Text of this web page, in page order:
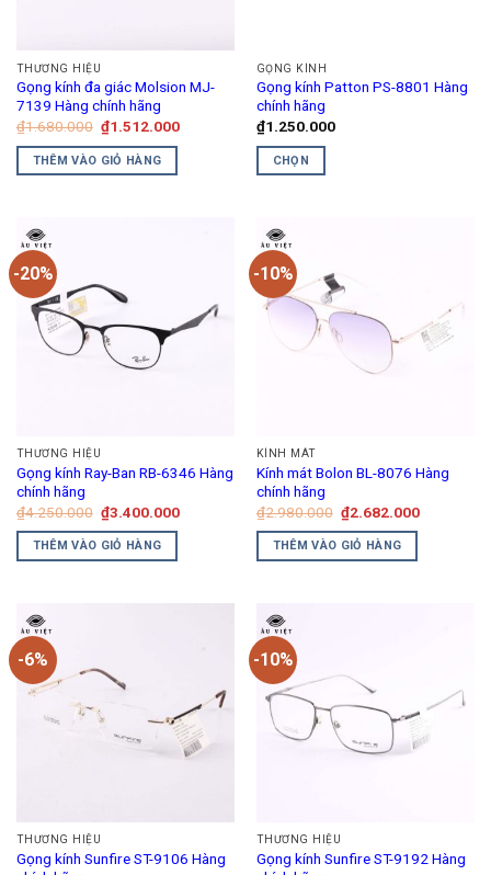
được
chọn
trên
trang
sản
THƯƠNG HIỆU
Gọng kính đa giác Molsion MJ-
7139 Hàng chính hãng
₫1.680.000 Giá
gốc
là:
₫1.680.000.
₫1.512.000Giá
THÊM VÀO GIỎ HÀNG
GỌNG KÍNH
Gọng kính Patton PS-8801 Hàng
chính hãng
₫1.250.000
CHỌN
này
có
nhiều
biến
được
chọn
trên
trang
sản
-20%
THƯƠNG HIỆU
Gọng kính Ray-Ban RB-6346 Hàng
chính hãng
₫4.250.000 Giá
gốc
là:
₫4.250.000.
₫3.400.000Giá
₫3.400.000.
THÊM VÀO GIỎ HÀNG
-10%
KÍNH MÁT
Kính mát Bolon BL-8076 Hàng
chính hãng
₫2.980.000 Giá
gốc
là:
₫2.980.000.
₫2.682.000Giá
THÊM VÀO GIỎ HÀNG
-6%
THƯƠNG HIỆU
Gọng kính Sunfire ST-9106 Hàng
-10%
THƯƠNG HIỆU
Gọng kính Sunfire ST-9192 Hàng